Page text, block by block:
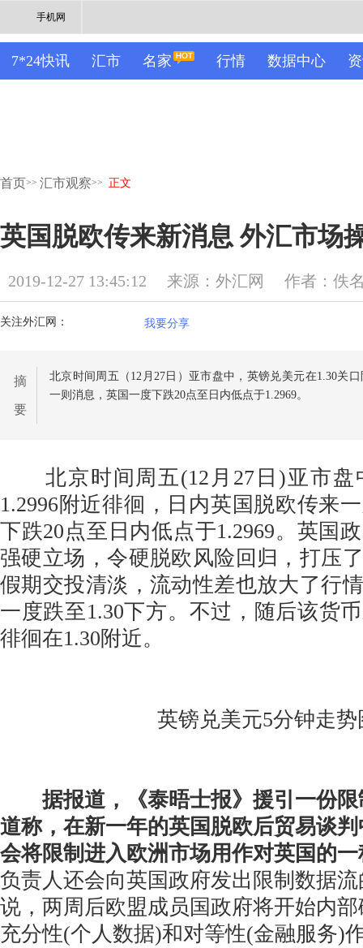
手机网
7*24快讯 汇市 名家 行情 数据中心
首页>> 汇市观察>> 正文
英国脱欧传来新消息 外汇市场
2019-12-27 13:45:12 来源：外汇网 作者：佚
关注外汇网： 我要分享
摘
要
北京时间周五（12月27日）亚市盘中，英镑兑美元在1.30关
一则消息，英国一度下跌20点至日内低点于1.2969。
北京时间周五(12月27日)亚市盘
1.2996附近徘徊，日内英国脱欧传来
下跌20点至日内低点于1.2969。英国
强硬立场，令硬脱欧风险回归，打压
假期交投清淡，流动性差也放大了行
一度跌至1.30下方。不过，随后该货
徘徊在1.30附近。
英镑兑美元5分钟走势
据报道，《泰晤士报》援引一份
道称，在新一年的英国脱欧后贸易谈
会将限制进入欧洲市场用作对英国的
负责人还会向英国政府发出限制数据
说，两周后欧盟成员国政府将开始内
充分性(个人数据)和对等性(金融服务)